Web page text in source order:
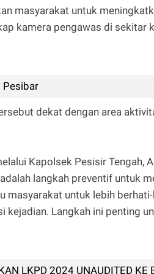
masyarakat untuk
kamera pengawas di sekitar
Pesibar
dekat dengan area
Kapolsek Pesisir Tengah,
langkah preventif untuk
masyarakat untuk lebih
Langkah ini penting
LKPD 2024 UNAUDITED KE